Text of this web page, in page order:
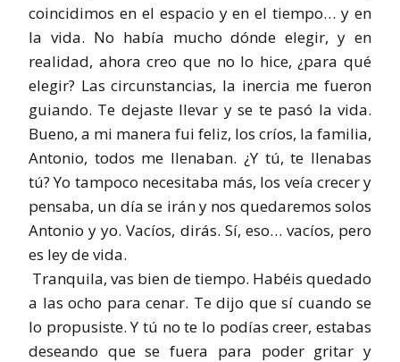
coincidimos en el espacio y en el tiempo… y en
la vida. No había mucho dónde elegir, y en
realidad, ahora creo que no lo hice, ¿para qué
elegir? Las circunstancias, la inercia me fueron
guiando. Te dejaste llevar y se te pasó la vida.
Bueno, a mi manera fui feliz, los críos, la familia,
Antonio, todos me llenaban. ¿Y tú, te llenabas
tú? Yo tampoco necesitaba más, los veía crecer y
pensaba, un día se irán y nos quedaremos solos
Antonio y yo. Vacíos, dirás. Sí, eso… vacíos, pero
es ley de vida.
Tranquila, vas bien de tiempo. Habéis quedado
a las ocho para cenar. Te dijo que sí cuando se
lo propusiste. Y tú no te lo podías creer, estabas
deseando que se fuera para poder gritar y